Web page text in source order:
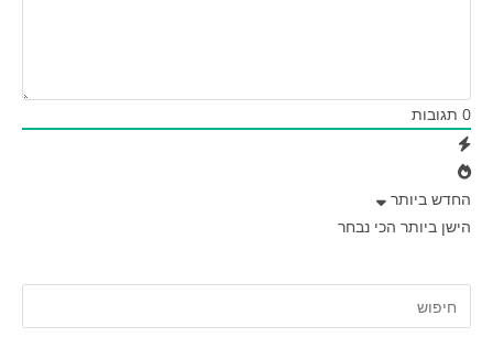
0 תגובות
החדש ביותר
הישן ביותר הכי נבחר